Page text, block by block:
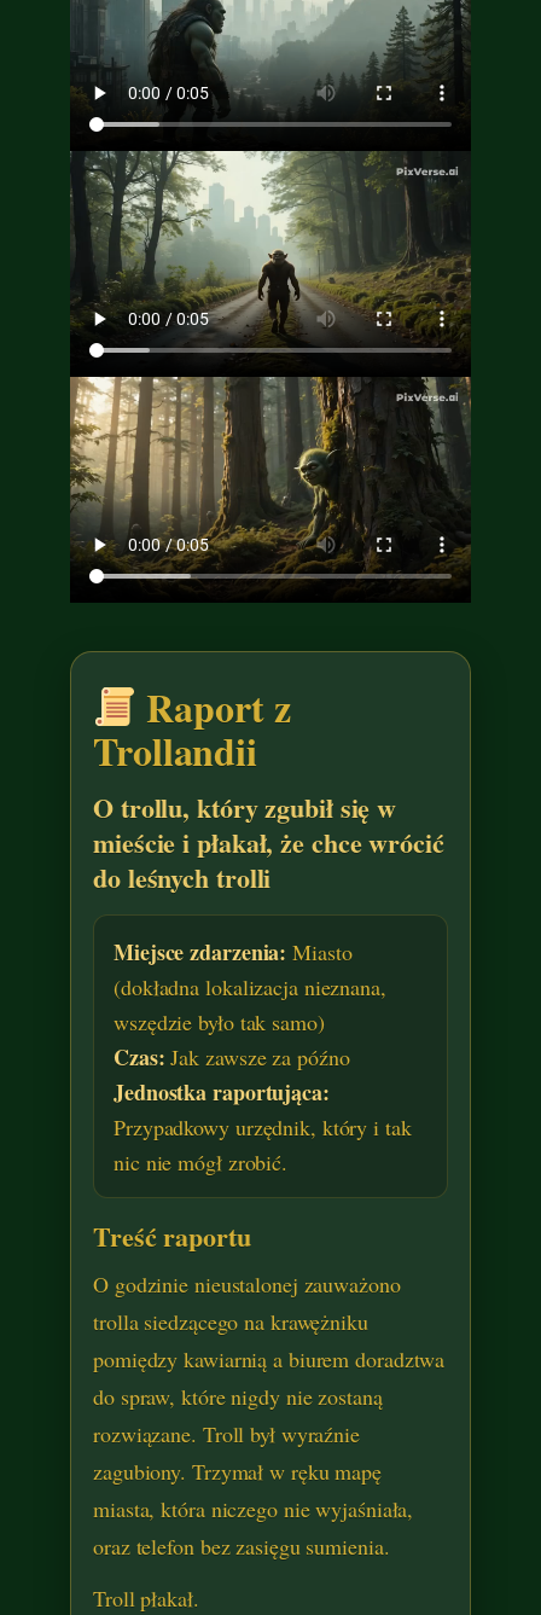
Raport z
Trollandii
O trollu, który zgubił się w
mieście i płakał, że chce wrócić
do leśnych trolli
Miejsce zdarzenia: Miasto
(dokładna lokalizacja nieznana,
wszędzie było tak samo)
Czas: Jak zawsze za późno
Jednostka raportująca:
Przypadkowy urzędnik, który i tak
nic nie mógł zrobić.
Treść raportu
O godzinie nieustalonej zauważono
trolla siedzącego na krawężniku
pomiędzy kawiarnią a biurem doradztwa
do spraw, które nigdy nie zostaną
rozwiązane. Troll był wyraźnie
zagubiony. Trzymał w ręku mapę
miasta, która niczego nie wyjaśniała,
oraz telefon bez zasięgu sumienia.
Troll płakał.